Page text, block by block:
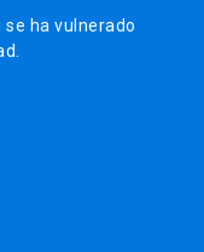
ha vulnerado